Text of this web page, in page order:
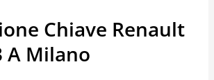
Chiave Renault
A Milano